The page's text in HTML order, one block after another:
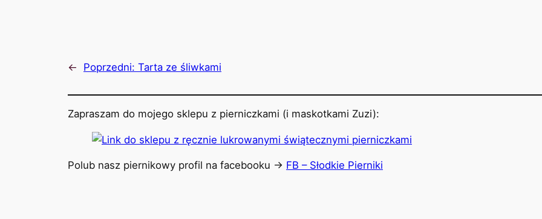
← Poprzedni: Tarta ze śliwkami
Zapraszam do mojego sklepu z pierniczkami (i maskotkami Zuzi):
Polub nasz piernikowy profil na facebooku -> FB – Słodkie Pierniki